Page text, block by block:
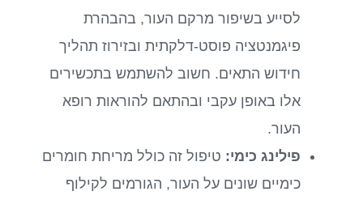
לסייע בשיפור מרקם העור, בהבהרת
פיגמנטציה פוסט-דלקתית ובזירוז תהליך
חידוש התאים. חשוב להשתמש בתכשירים
אלו באופן עקבי ובהתאם להוראות רופא
העור.
פילינג כימי: טיפול זה כולל מריחת חומרים
כימיים שונים על העור, הגורמים לקילוף